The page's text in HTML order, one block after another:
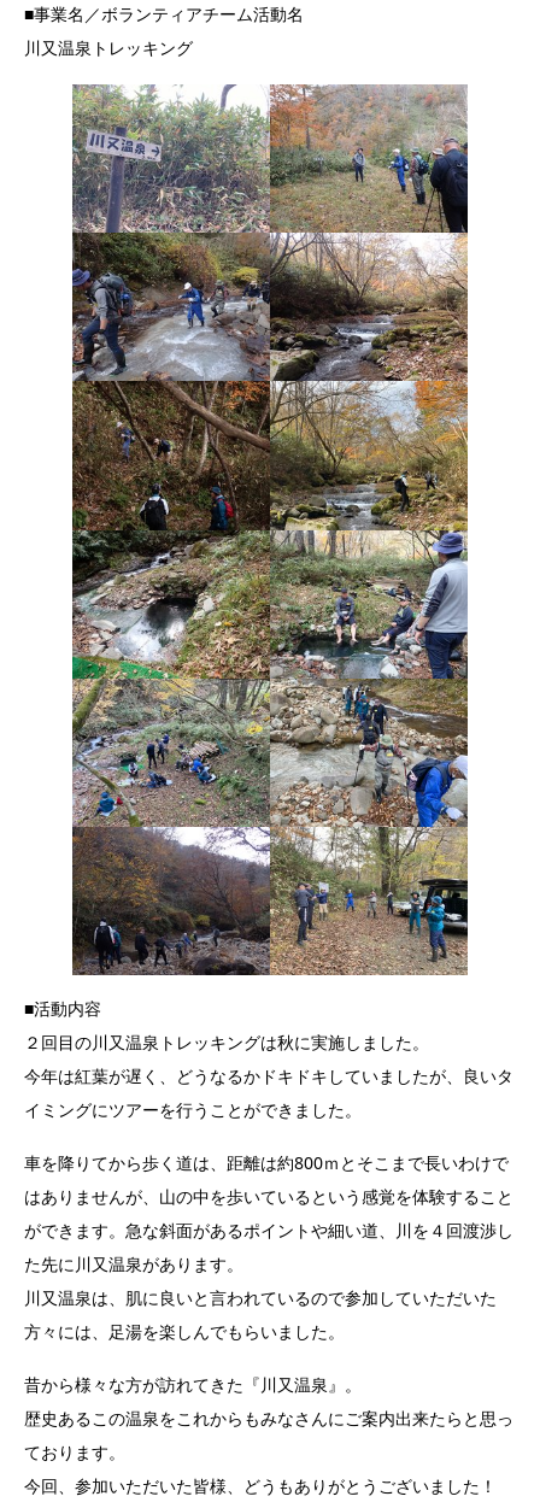
■事業名／ボランティアチーム活動名
川又温泉トレッキング
■活動内容
２回目の川又温泉トレッキングは秋に実施しました。
今年は紅葉が遅く、どうなるかドキドキしていましたが、良いタ
イミングにツアーを行うことができました。
車を降りてから歩く道は、距離は約800ｍとそこまで長いわけで
はありませんが、山の中を歩いているという感覚を体験すること
ができます。急な斜面があるポイントや細い道、川を４回渡渉し
た先に川又温泉があります。
川又温泉は、肌に良いと言われているので参加していただいた
方々には、足湯を楽しんでもらいました。
昔から様々な方が訪れてきた『川又温泉』。
歴史あるこの温泉をこれからもみなさんにご案内出来たらと思っ
ております。
今回、参加いただいた皆様、どうもありがとうございました！